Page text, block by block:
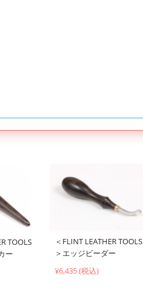
TOOLS
ー
＜FLINT LEATHER TOOLS
＞エッジビーダー
¥6,435 (税込)